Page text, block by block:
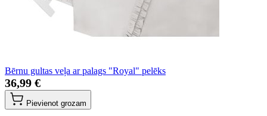
Bērnu gultas veļa ar palags "Royal" pelēks
36,99 €
Pievienot grozam